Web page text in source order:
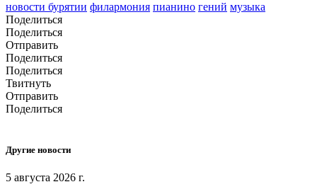
новости бурятии филармония пианино гений музыка
Поделиться
Поделиться
Отправить
Поделиться
Поделиться
Твитнуть
Отправить
Поделиться
Другие новости
5 августа 2026 г.